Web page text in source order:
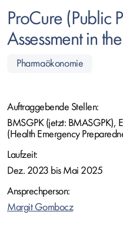
ProCure (Public
Assessment in
Pharmaökonomie
Auftraggebende Stellen:
BMSGPK (jetzt: BMASGPK),
(Health Emergency
Laufzeit:
Dez. 2023 bis Mai 2025
Ansprechperson:
Margit Gombocz